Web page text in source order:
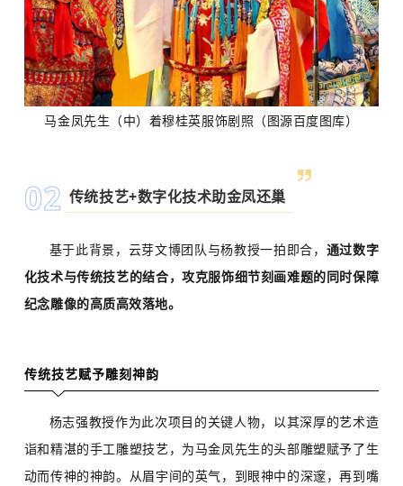
马金凤先生（中）着穆桂英服饰剧照（图源百度图库）
02 传统技艺+数字化技术助金凤还巢
基于此背景，云芽文博团队与杨教授一拍即合， 通过数字
化技术与传统技艺的结合，攻克服饰细节刻画难题的同时保障
纪念雕像的高质高效落地。
传统技艺赋予雕刻神韵
杨志强教授作为此次项目的关键人物，以其深厚的艺术造
诣和精湛的手工雕塑技艺，为马金凤先生的头部雕塑赋予了生
动而传神的神韵。从眉宇间的英气，到眼神中的深邃，再到嘴